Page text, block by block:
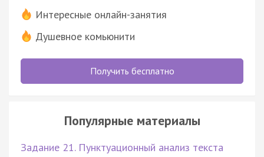
Интересные онлайн-занятия
Душевное комьюнити
Получить бесплатно
Популярные материалы
Задание 21. Пунктуационный анализ текста